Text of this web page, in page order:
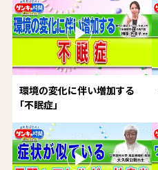
環境の変化に伴い増加する
「不眠症」